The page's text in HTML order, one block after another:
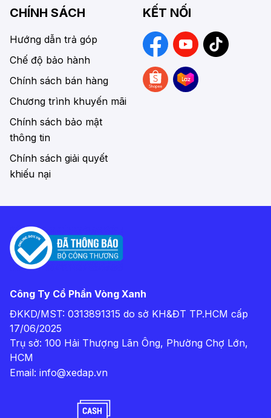
CHÍNH SÁCH
Hướng dẫn trả góp
Chế độ bảo hành
Chính sách bán hàng
Chương trình khuyến mãi
Chính sách bảo mật
thông tin
Chính sách giải quyết
khiếu nại
KẾT NỐI
Công Ty Cổ Phần Vòng Xanh
ĐKKD/MST: 0313891315 do sở KH&ĐT TP.HCM cấp
17/06/2025
Trụ sở: 100 Hải Thượng Lãn Ông, Phường Chợ Lớn,
HCM
Email: info@xedap.vn